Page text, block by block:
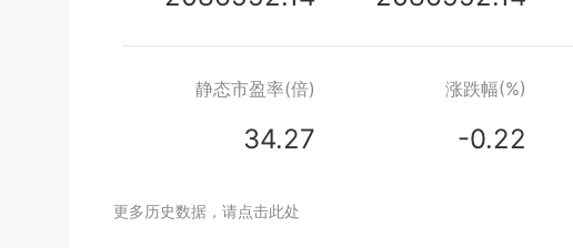
静态市盈率(倍) 涨跌幅(%)
34.27 -0.22
更多历史数据，请点击此处